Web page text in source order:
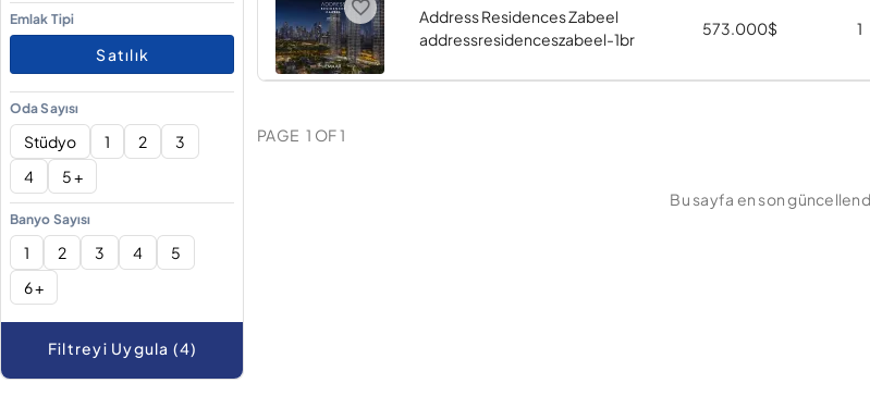
Emlak Tipi
Satılık
Oda Sayısı
Stüdyo 1 2
3
4
5 +
Banyo Sayısı
1 2 3 4
5
6 +
Filtreyi Uygula (4)
Address Residences Zabeel
addressresidenceszabeel-1br
573.000$ 1
PAGE 1 OF1
Bu sayfa en son